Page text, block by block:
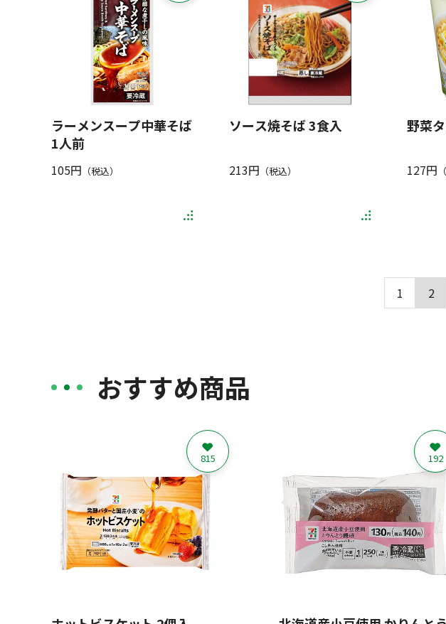
ラーメンスープ中華そば
1人前
105円 （税込）
ソース焼そば 3食入
213円 （税込）
野菜
127円
1 2
おすすめ商品
815 192